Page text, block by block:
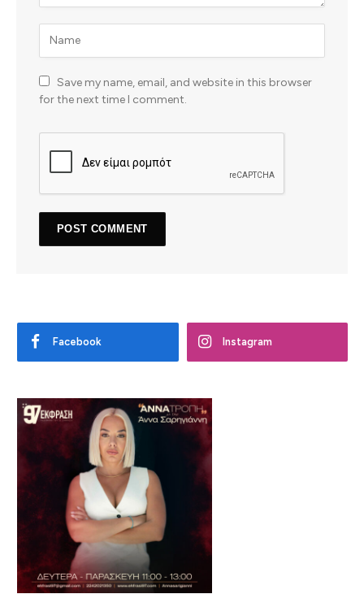
Save my name, email, and website in this browser
for the next time I comment.
Facebook Instagram